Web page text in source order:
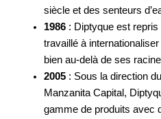
siècle et des senteurs
1986: Diptyque est repris
travaillé à
bien au-delà de ses
2005: Sous la direction
Manzanita Capital,
gamme de produits avec